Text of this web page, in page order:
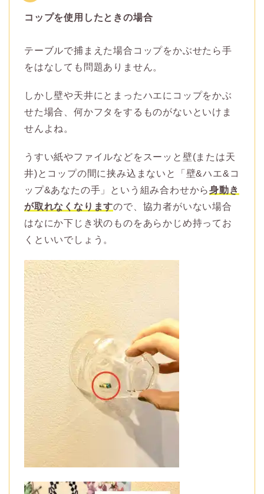
コップを使用したときの場合
テーブルで捕まえた場合コップをかぶせたら手
をはなしても問題ありません。
しかし壁や天井にとまったハエにコップをかぶ
せた場合、何かフタをするものがないといけま
せんよね。
うすい紙やファイルなどをスーッと壁(または天
井)とコップの間に挟み込まないと「壁&ハエ&コ
ップ&あなたの手」という組み合わせから身動き
が取れなくなりますので、協力者がいない場合
はなにか下じき状のものをあらかじめ持ってお
くといいでしょう。